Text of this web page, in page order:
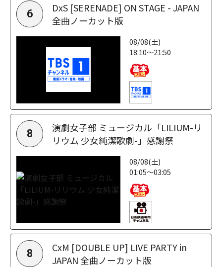
6
DxS [SERENADE] ON STAGE - JAPAN
全曲ノーカット版
08/08(土)
18:10～21:50
8
演劇女子部 ミュージカル「LILIUM-リ
リウム 少女純潔歌劇-」感謝祭
08/08(土)
01:05～03:05
8
CxM [DOUBLE UP] LIVE PARTY in
JAPAN 全曲ノーカット版